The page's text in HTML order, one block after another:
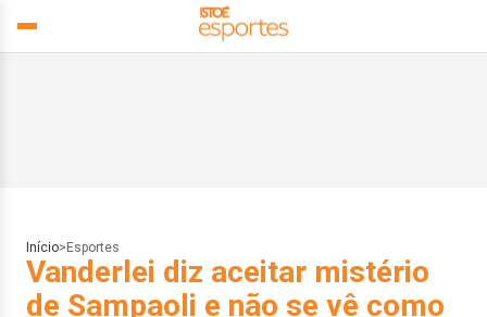
Início> Esportes
Vanderlei diz aceitar mistério
de Sampaoli e não se vê como